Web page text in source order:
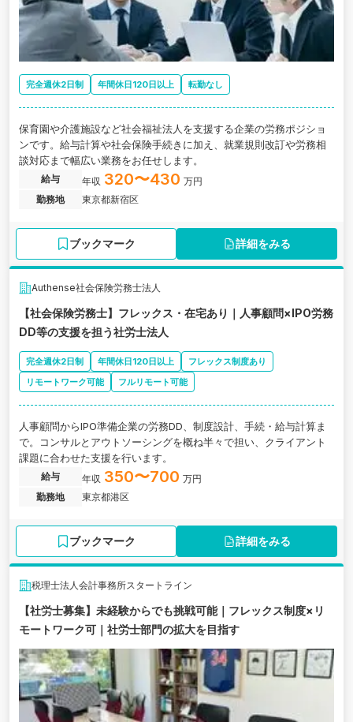
完全週休2日制 年間休日120日以上 転勤なし
保育園や介護施設など社会福祉法人を支援する企業の労務ポジショ
ンです。給与計算や社会保険手続きに加え、就業規則改訂や労務相
談対応まで幅広い業務をお任せします。
給与 年収 320〜430 万円
勤務地
東京都新宿区
ブックマーク 詳細をみる
Authense社会保険労務士法人
【社会保険労務士】フレックス・在宅あり｜人事顧問×IPO労務
DD等の支援を担う社労士法人
完全週休2日制 年間休日120日以上
フレックス制度あり
リモートワーク可能
フルリモート可能
人事顧問からIPO準備企業の労務DD、制度設計、手続・給与計算ま
で。コンサルとアウトソーシングを概ね半々で担い、クライアント
課題に合わせた支援を行います。
給与 年収 350〜700 万円
勤務地
東京都港区
ブックマーク 詳細をみる
税理士法人会計事務所スタートライン
【社労士募集】未経験からでも挑戦可能｜フレックス制度×リ
モートワーク可｜社労士部門の拡大を目指す